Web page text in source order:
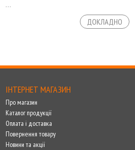
...
ДОКЛАДНО
ІНТЕРНЕТ МАГАЗИН
Про магазин
Каталог продукції
Оплата і доставка
Повернення товару
Новини та акції